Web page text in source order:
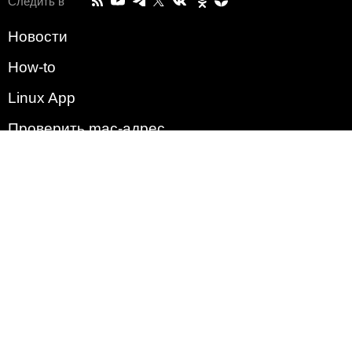
Новости
How-to
Linux App
Проверить mac-адрес